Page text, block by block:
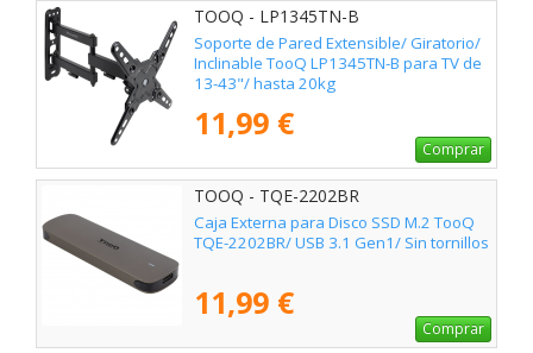
TOOQ - LP1345TN-B
Soporte de Pared Extensible/ Giratorio/
Inclinable TooQ LP1345TN-B para TV de
13-43"/ hasta 20kg
11,99 €
Comprar
TOOQ - TQE-2202BR
Caja Externa para Disco SSD M.2 TooQ
TQE-2202BR/ USB 3.1 Gen1/ Sin tornillos
11,99 €
Comprar